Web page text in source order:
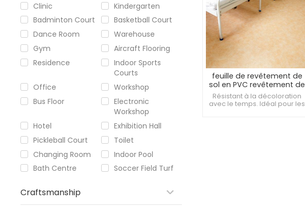
Clinic
Kindergarten
Badminton Court
Basketball Court
Dance Room
Warehouse
Gym
Aircraft Flooring
Residence
Indoor Sports
Courts
Office
Workshop
Bus Floor
Electronic
Workshop
Hotel
Exhibition Hall
Pickleball Court
Toilet
Changing Room
Indoor Pool
Bath Centre
Soccer Field Turf
Craftsmanship
feuille de revêtement de
sol en PVC revêtement de
sol en vinyle pour hôpital
Résistant à la décoloration
avec le temps. Idéal pour les